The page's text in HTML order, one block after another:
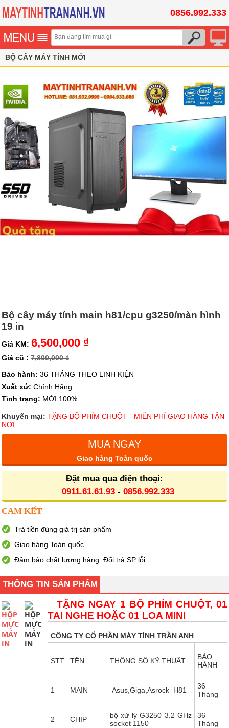
0856.992.333
BỘ CÂY MÁY TÍNH MỚI
Bộ cây máy tính main h81/cpu g3250/màn hình
19 in
Giá KM: 6,500,000 ₫
Giá cũ : 7,800,000 ₫
Bảo hành: 36 THÁNG THEO LINH KIỆN
Xuất xứ: Chính Hãng
Tình trạng: MỚI 100%
Khuyến mại: TẶNG BỘ PHÍM CHUỘT - MIỄN PHÍ GIAO HÀNG TẬN
NƠI
MUA NGAY
Giao hàng Toàn quốc
Đặt mua qua điện thoại:
0911.61.61.93- 0856.992.333
CAM KẾT
Trả tiền đúng giá trị sản phẩm
Giao hàng Toàn quốc
Đảm bảo chất lượng hàng. Đổi trả SP lỗi
THÔNG TIN SẢN PHẨM
TẶNG NGAY 1 BỘ PHÍM CHUỘT, 01
TAI NGHE HOẶC 01 LOA MINI
CÔNG TY CỔ PHẦN MÁY TÍNH TRẦN ANH
STT TÊN THÔNG SỐ KỸ THUẬT
BẢO
HÀNH
1 MAIN Asus,Giga,Asrock H81
36
Tháng
2 CHIP
bộ xử lý G3250 3.2 GHz
socket 1150
36
Tháng